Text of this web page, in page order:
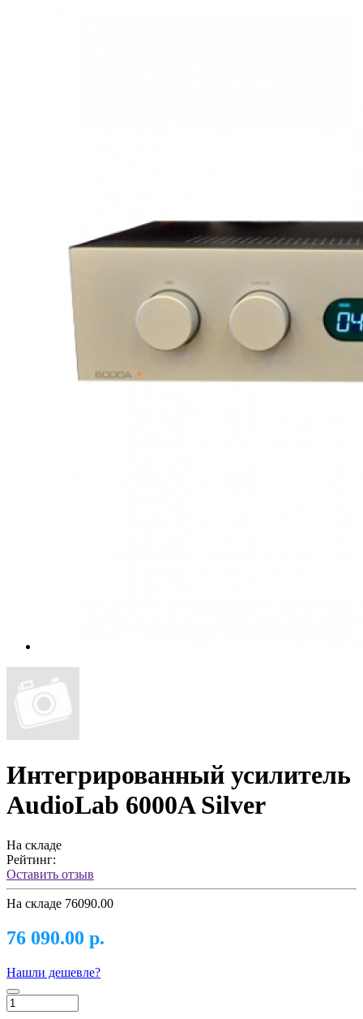
Интегрированный усилитель
AudioLab 6000A Silver
На складе
Рейтинг:
Оставить отзыв
На складе 76090.00
76 090.00 р.
Нашли дешевле?